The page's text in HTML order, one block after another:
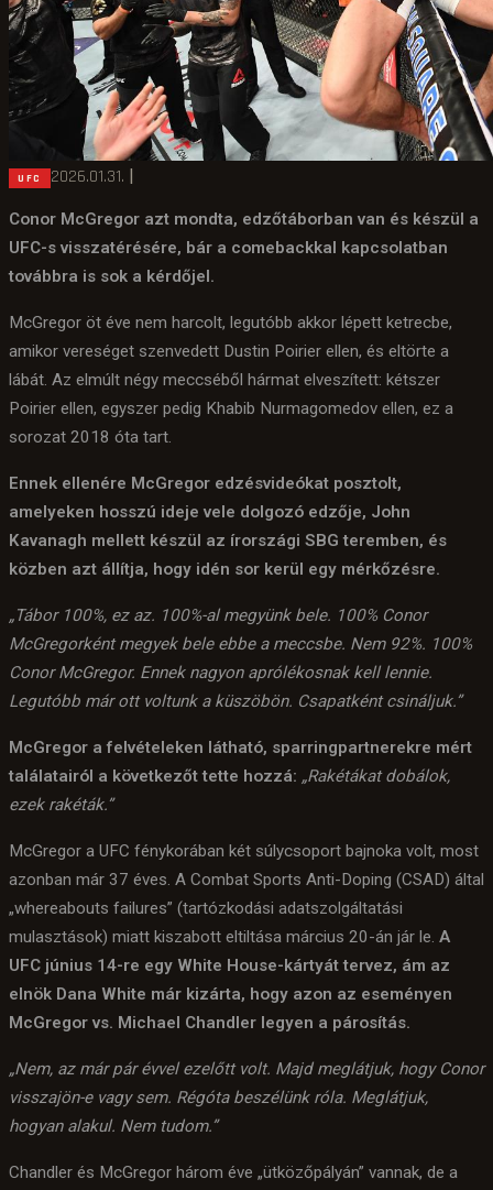
UFC 2026.01.31. |
Conor McGregor azt mondta, edzőtáborban van és készül a
UFC-s visszatérésére, bár a comebackkal kapcsolatban
továbbra is sok a kérdőjel.
McGregor öt éve nem harcolt, legutóbb akkor lépett ketrecbe,
amikor vereséget szenvedett Dustin Poirier ellen, és eltörte a
lábát. Az elmúlt négy meccséből hármat elveszített: kétszer
Poirier ellen, egyszer pedig Khabib Nurmagomedov ellen, ez a
sorozat 2018 óta tart.
Ennek ellenére McGregor edzésvideókat posztolt,
amelyeken hosszú ideje vele dolgozó edzője, John
Kavanagh mellett készül az írországi SBG teremben, és
közben azt állítja, hogy idén sor kerül egy mérkőzésre.
„Tábor 100%, ez az. 100%-al megyünk bele. 100% Conor
McGregorként megyek bele ebbe a meccsbe. Nem 92%. 100%
Conor McGregor. Ennek nagyon aprólékosnak kell lennie.
Legutóbb már ott voltunk a küszöbön. Csapatként csináljuk.”
McGregor a felvételeken látható, sparringpartnerekre mért
találatairól a következőt tette hozzá: „Rakétákat dobálok,
ezek rakéták.”
McGregor a UFC fénykorában két súlycsoport bajnoka volt, most
azonban már 37 éves. A Combat Sports Anti-Doping (CSAD) által
„whereabouts failures” (tartózkodási adatszolgáltatási
mulasztások) miatt kiszabott eltiltása március 20-án jár le. A
UFC június 14-re egy White House-kártyát tervez, ám az
elnök Dana White már kizárta, hogy azon az eseményen
McGregor vs. Michael Chandler legyen a párosítás.
„Nem, az már pár évvel ezelőtt volt. Majd meglátjuk, hogy Conor
visszajön-e vagy sem. Régóta beszélünk róla. Meglátjuk,
hogyan alakul. Nem tudom.”
Chandler és McGregor három éve „ütközőpályán” vannak, de a